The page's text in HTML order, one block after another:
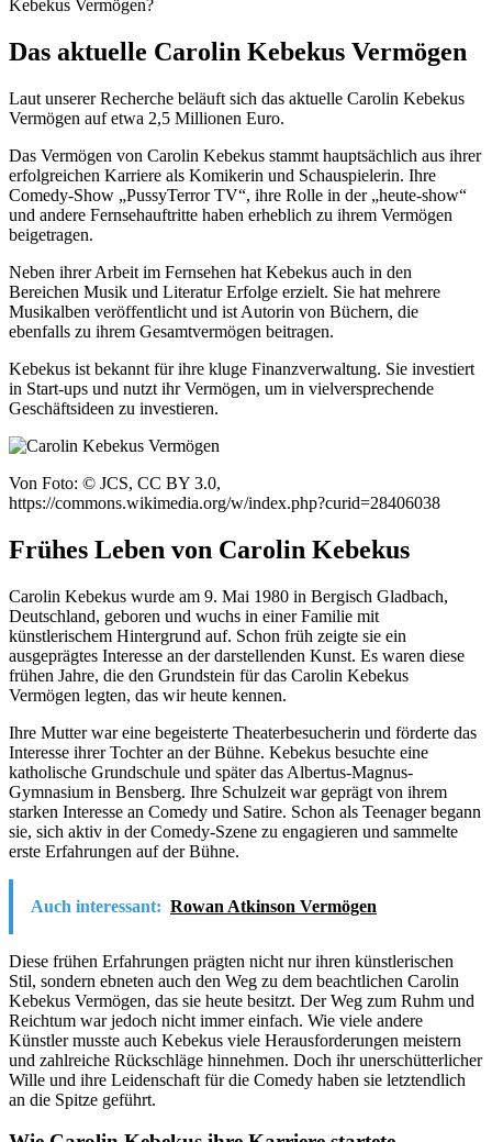
Kebekus Vermögen?
Das aktuelle Carolin Kebekus Vermögen
Laut unserer Recherche beläuft sich das aktuelle Carolin Kebekus
Vermögen auf etwa 2,5 Millionen Euro.
Das Vermögen von Carolin Kebekus stammt hauptsächlich aus ihrer
erfolgreichen Karriere als Komikerin und Schauspielerin. Ihre
Comedy-Show „PussyTerror TV“, ihre Rolle in der „heute-show“
und andere Fernsehauftritte haben erheblich zu ihrem Vermögen
beigetragen.
Neben ihrer Arbeit im Fernsehen hat Kebekus auch in den
Bereichen Musik und Literatur Erfolge erzielt. Sie hat mehrere
Musikalben veröffentlicht und ist Autorin von Büchern, die
ebenfalls zu ihrem Gesamtvermögen beitragen.
Kebekus ist bekannt für ihre kluge Finanzverwaltung. Sie investiert
in Start-ups und nutzt ihr Vermögen, um in vielversprechende
Geschäftsideen zu investieren.
Von Foto: © JCS, CC BY 3.0,
https://commons.wikimedia.org/w/index.php?curid=28406038
Frühes Leben von Carolin Kebekus
Carolin Kebekus wurde am 9. Mai 1980 in Bergisch Gladbach,
Deutschland, geboren und wuchs in einer Familie mit
künstlerischem Hintergrund auf. Schon früh zeigte sie ein
ausgeprägtes Interesse an der darstellenden Kunst. Es waren diese
frühen Jahre, die den Grundstein für das Carolin Kebekus
Vermögen legten, das wir heute kennen.
Ihre Mutter war eine begeisterte Theaterbesucherin und förderte das
Interesse ihrer Tochter an der Bühne. Kebekus besuchte eine
katholische Grundschule und später das Albertus-Magnus-
Gymnasium in Bensberg. Ihre Schulzeit war geprägt von ihrem
starken Interesse an Comedy und Satire. Schon als Teenager begann
sie, sich aktiv in der Comedy-Szene zu engagieren und sammelte
erste Erfahrungen auf der Bühne.
Auch interessant: Rowan Atkinson Vermögen
Diese frühen Erfahrungen prägten nicht nur ihren künstlerischen
Stil, sondern ebneten auch den Weg zu dem beachtlichen Carolin
Kebekus Vermögen, das sie heute besitzt. Der Weg zum Ruhm und
Reichtum war jedoch nicht immer einfach. Wie viele andere
Künstler musste auch Kebekus viele Herausforderungen meistern
und zahlreiche Rückschläge hinnehmen. Doch ihr unerschütterlicher
Wille und ihre Leidenschaft für die Comedy haben sie letztendlich
an die Spitze geführt.